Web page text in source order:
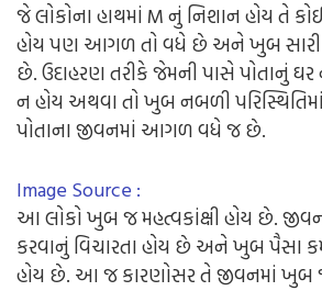
જે લોકોના હાથમાં M નું નિશાન હોય તે
હોય પણ આગળ તો વધે છે અને ખુબ સારી
છે. ઉદાહરણ તરીકે જેમની પાસે પોતાનું ઘર
ન હોય અથવા તો ખુબ નબળી
પોતાના જીવનમાં આગળ વધે જ છે.
Image Source :
આ લોકો ખુબ જ મહત્વકાંક્ષી હોય છે.
કરવાનું વિચારતા હોય છે અને ખુબ પૈસા
હોય છે. આ જ કારણોસર તે જીવનમાં